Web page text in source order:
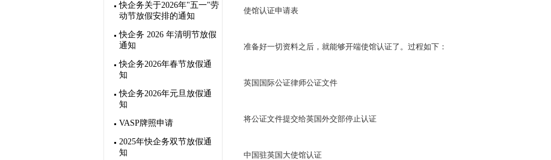
快企务关于2026年"五一"劳
动节放假安排的通知
快企务 2026 年清明节放假
通知
快企务2026年春节放假通
知
快企务2026年元旦放假通
知
VASP牌照申请
2025年快企务双节放假通
知
使馆认证申请表
准备好一切资料之后，就能够开端使馆认证了。过程如下：
英国国际公证律师公证文件
将公证文件提交给英国外交部停止认证
中国驻英国大使馆认证